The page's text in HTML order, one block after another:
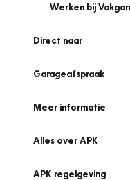
Werken bij
Direct naar
Garageafspraak
Meer informatie
Alles over APK
APK regelgeving